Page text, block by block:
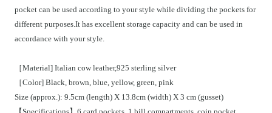
pocket can be used according to your style while dividing the pockets for
different purposes.It has excellent storage capacity and can be used in
accordance with your style.
［Material] Italian cow leather,925 sterling silver
［Color] Black, brown, blue, yellow, green, pink
Size (approx.): 9.5cm (length) X 13.8cm (width) X 3 cm (gusset)